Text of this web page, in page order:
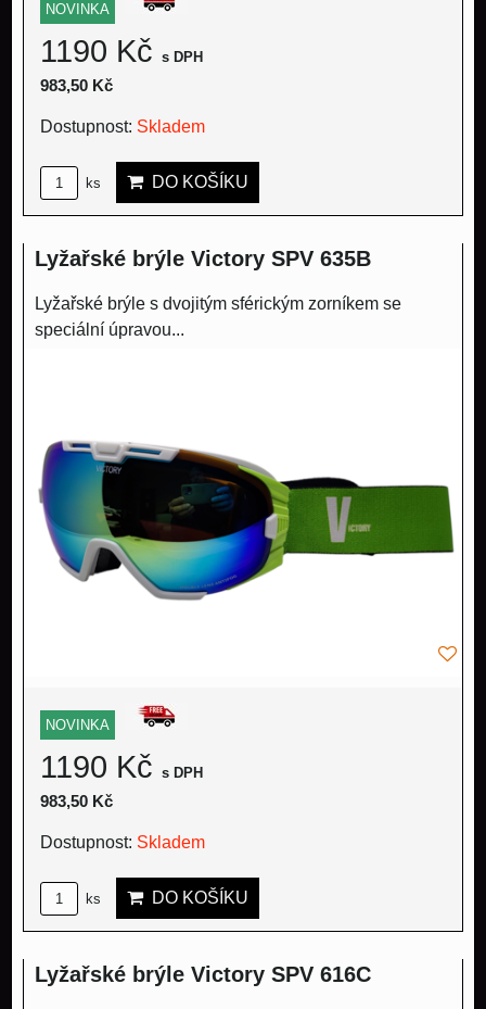
NOVINKA
1190 Kč s DPH
983,50 Kč
Dostupnost: Skladem
ks DO KOŠÍKU
Lyžařské brýle Victory SPV 635B
Lyžařské brýle s dvojitým sférickým zorníkem se
speciální úpravou...
NOVINKA
1190 Kč s DPH
983,50 Kč
Dostupnost: Skladem
ks DO KOŠÍKU
Lyžařské brýle Victory SPV 616C